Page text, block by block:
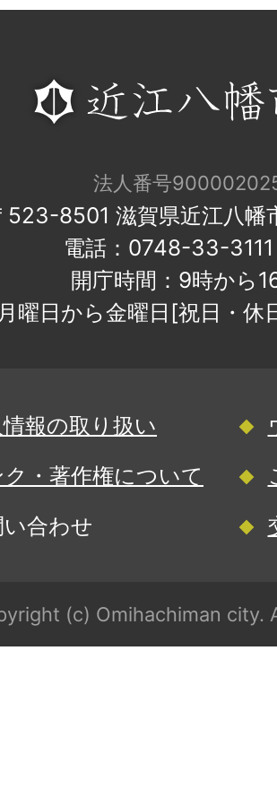
法人番号
523-8501 滋賀県近江八幡
電話：0748-33-
開庁時間：9時から
曜日から金曜日[祝日・
報の取り扱い
ク・著作権について
合わせ
(c) Omihachiman city.